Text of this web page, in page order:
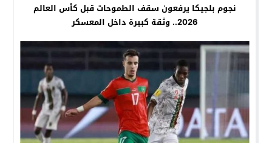
نجوم بلجيكا يرفعون سقف الطموحات قبل كأس العالم
2026.. وثقة كبيرة داخل المعسكر